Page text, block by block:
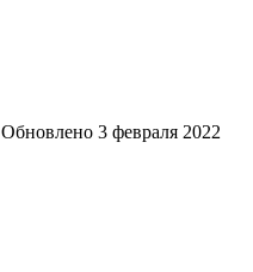
Обновлено 3 февраля 2022